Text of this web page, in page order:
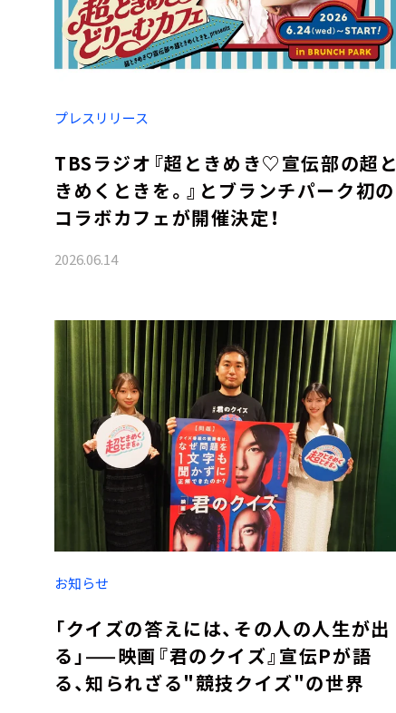
プレスリリース
TBSラジオ『超ときめき♡宣伝部の超と
きめくときを。』とブランチパーク初の
コラボカフェが開催決定！
2026.06.14
お知らせ
「クイズの答えには、その人の人生が出
る」——映画『君のクイズ』宣伝Pが語
る、知られざる"競技クイズ"の世界